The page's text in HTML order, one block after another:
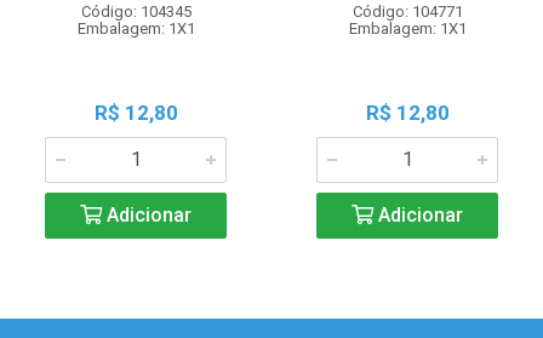
Código: 104345
Embalagem: 1X1
R$ 12,80
Adicionar
Código: 104771
Embalagem: 1X1
R$ 12,80
Adicionar